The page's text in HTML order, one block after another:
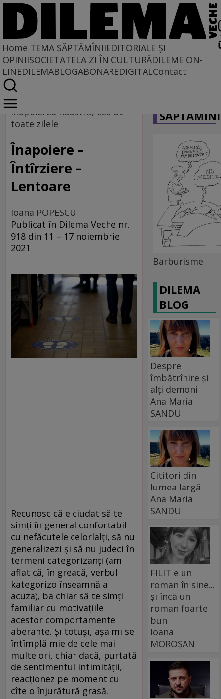
Home TEMA SĂPTĂMÎNIIEDITORIALE ȘI
OPINIISOCIETATELA ZI ÎN CULTURĂDILEME ON-
LINEDILEMABLOGABONAREDIGITALContact
Home
Tema săptămînii
Înapoierea noastră, cea de
toate zilele
Înapoiere –
Întîrziere –
Lentoare
Ioana POPESCU
Publicat în Dilema Veche nr.
918 din 11 – 17 noiembrie
2021
Recunosc că e ciudat să te
simți în general confortabil
cu nefăcutele celorlalți, să nu
generalizezi și să nu judeci în
termeni categorizanți (am
aflat că, în greacă, verbul
kategorizo înseamnă a
acuza), ba chiar să te simți
familiar cu motivațiile
acestor comportamente
aberante. Și totuși, așa mi se
întîmplă mie de cele mai
multe ori, chiar dacă, purtată
de sentimentul intimității,
reacționez pe moment cu
cîte o înjurătură grasă.
Barburisme
DILEMA
BLOG
Despre
îmbătrînire și
alți demoni
Ana Maria
SANDU
Cititori din
lumea largă
Ana Maria
SANDU
FILIT e un
roman în sine...
și încă un
roman foarte
bun
Ioana
MOROȘAN